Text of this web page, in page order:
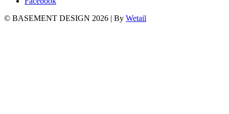
© BASEMENT DESIGN 2026 | By Wetail